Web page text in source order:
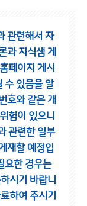
관련해서 자
과 지식샘 게
페이지 게시
수 있음을 알
호와 같은 개
험이 있으니
관련한 일부
재할 예정입
요한 경우는
시기 바랍니
하여 주시기